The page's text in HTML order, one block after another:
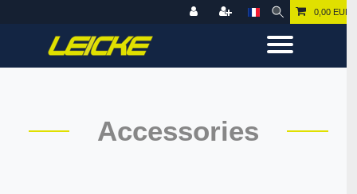
0,00 EUR
Accessories